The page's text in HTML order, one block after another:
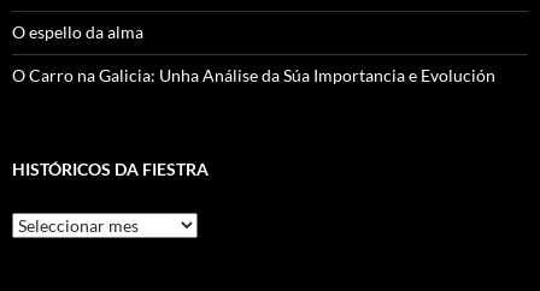
O espello da alma
O Carro na Galicia: Unha Análise da Súa Importancia e Evolución
HISTÓRICOS DA FIESTRA
Históricos
Da